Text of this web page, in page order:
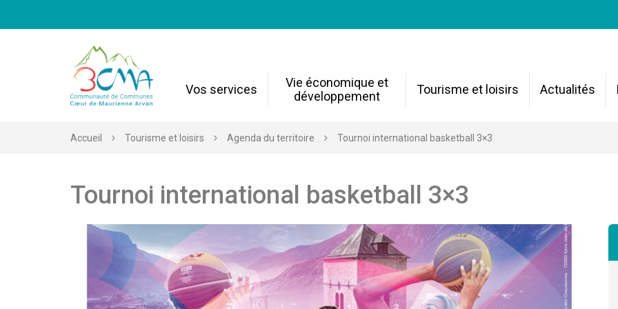
Vos services
Vie économique et
développement
Tourisme et loisirs Actualités
Accueil Tourisme et loisirs Agenda du territoire Tournoi international basketball 3×3
Tournoi international basketball 3×3